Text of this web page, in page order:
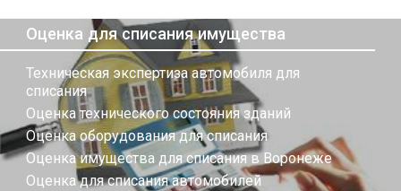
Оценка для списания имущества
Техническая экспертиза автомобиля для
списания
Оценка технического состояния зданий
Оценка оборудования для списания
Оценка имущества для списания в Воронеже
Оценка для списания автомобилей